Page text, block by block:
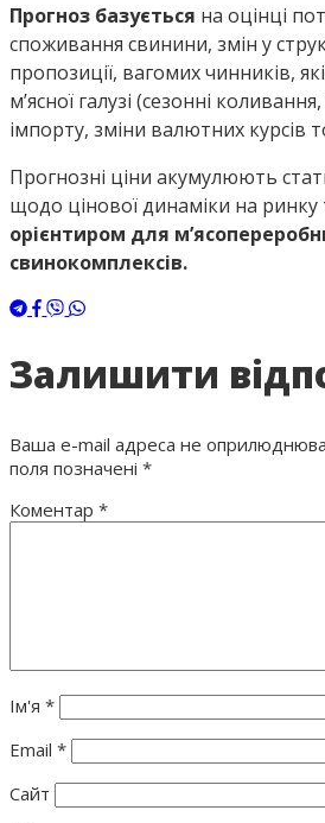
Прогноз базується на оцінці
споживання свинини, змін у
пропозиції, вагомих чинників,
м’ясної галузі (сезонні
імпорту, зміни валютних курсів
Прогнозні ціни акумулюють
щодо цінової динаміки на ринку
орієнтиром для
свинокомплексів.
Залишити
Ваша e-mail адреса не
поля позначені *
Коментар *
Ім'я *
Email *
Сайт